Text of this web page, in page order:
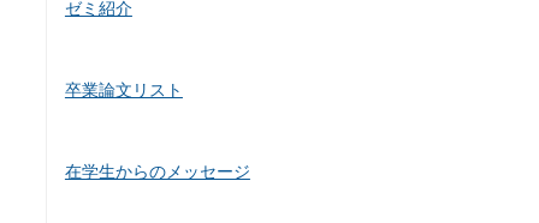
ゼミ紹介
卒業論文リスト
在学生からのメッセージ